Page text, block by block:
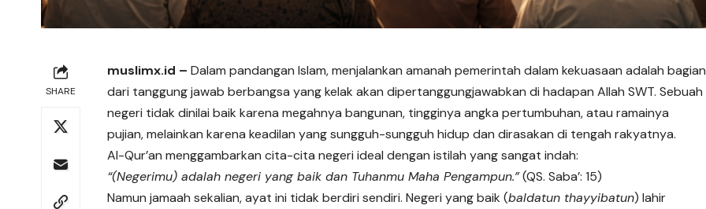
SHARE
muslimx.id –Dalam pandangan Islam, menjalankanamanah pemerintah dalam kekuasaan adalah bagian
dari tanggung jawab berbangsa yang kelak akan dipertanggungjawabkan di hadapan Allah SWT. Sebuah
negeri tidak dinilai baik karena megahnya bangunan, tingginya angka pertumbuhan, atau ramainya
pujian, melainkan karena keadilan yang sungguh-sungguh hidup dan dirasakan di tengah rakyatnya.
Al-Qur’an menggambarkan cita-cita negeri ideal dengan istilah yang sangat indah:
“(Negerimu) adalah negeri yang baik dan Tuhanmu Maha Pengampun.”(QS. Saba’: 15)
Namun jamaah sekalian, ayat ini tidak berdiri sendiri. Negeri yang baik (baldatun thayyibatun) lahir